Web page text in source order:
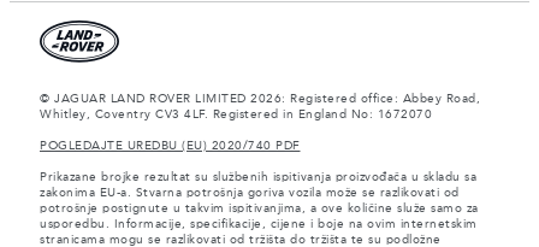
© JAGUAR LAND ROVER LIMITED 2026: Registered office: Abbey Road,
Whitley, Coventry CV3 4LF. Registered in England No: 1672070
POGLEDAJTE UREDBU (EU) 2020/740 PDF
Prikazane brojke rezultat su službenih ispitivanja proizvođača u skladu sa
zakonima EU-a. Stvarna potrošnja goriva vozila može se razlikovati od
potrošnje postignute u takvim ispitivanjima, a ove količine služe samo za
usporedbu. Informacije, specifikacije, cijene i boje na ovim internetskim
stranicama mogu se razlikovati od tržišta do tržišta te su podložne